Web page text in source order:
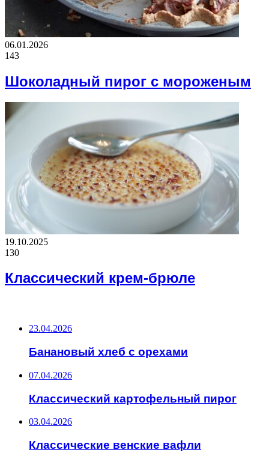
06.01.2026
143
Шоколадный пирог с мороженым
19.10.2025
130
Классический крем-брюле
23.04.2026
Банановый хлеб с орехами
07.04.2026
Классический картофельный пирог
03.04.2026
Классические венские вафли